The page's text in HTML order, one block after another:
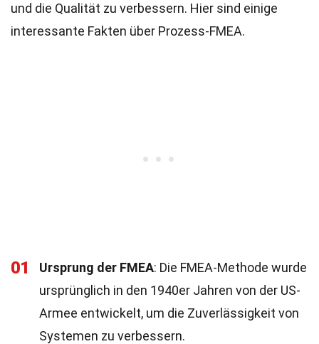
und die Qualität zu verbessern. Hier sind einige
interessante Fakten über Prozess-FMEA.
01 Ursprung der FMEA: Die FMEA-Methode wurde
ursprünglich in den 1940er Jahren von der US-
Armee entwickelt, um die Zuverlässigkeit von
Systemen zu verbessern.